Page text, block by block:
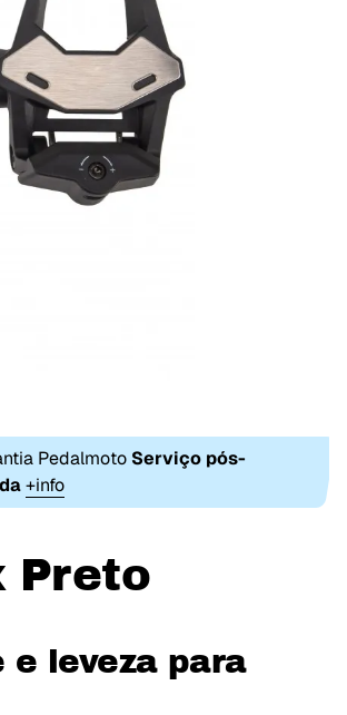
Pedalmoto Serviço pós-
+info
Preto
leveza para